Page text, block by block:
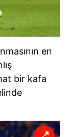
en
bir kafa